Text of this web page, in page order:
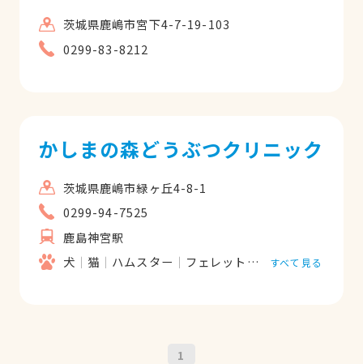
茨城県鹿嶋市宮下4-7-19-103
0299-83-8212
かしまの森どうぶつクリニック
茨城県鹿嶋市緑ヶ丘4-8-1
0299-94-7525
鹿島神宮駅
犬
猫 ハムスター フェレット うさぎ
すべて見る
1